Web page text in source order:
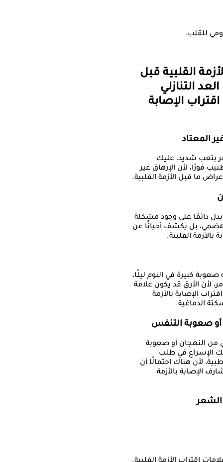
للقلب.
القلبية قبل
التنازلي
الإصابة
بتعب شديد، عليك
فورًا، لأن الإرهاق غير
ما قبل الأزمة القلبية.
يدل دائمًا على وجود مشكلة
بل يكشف أحيانًا عن
بالأزمة القلبية.
صعوبة كبيرة في النوم ليلًا،
لأن الأرق قد يكون علامة
الإصابة بالأزمة
الدماغية.
من النهجان أو صعوبة
الإسراع في طلب
لأن هناك احتمالًا أن
الإصابة بالأزمة